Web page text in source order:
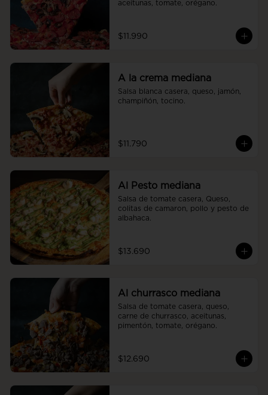
aceitunas, tomate, orégano.
$11.990
A la crema mediana
Salsa blanca casera, queso, jamón,
champiñón, tocino.
$11.790
Al Pesto mediana
Salsa de tomate casera, Queso,
colitas de camaron, pollo y pesto de
albahaca.
$13.690
Al churrasco mediana
Salsa de tomate casera, queso,
carne de churrasco, aceitunas,
pimentón, tomate, orégano.
$12.690